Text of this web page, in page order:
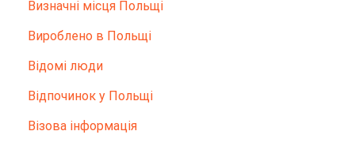
Визначні місця Польщі
Вироблено в Польщі
Відомі люди
Відпочинок у Польщі
Візова інформація